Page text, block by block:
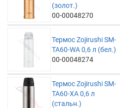
(золот.)
00-00048270
Термос Zojirushi SM-
TA60-WA 0,6 л (бел.)
00-00048274
Термос Zojirushi SM-
TA60-XA 0,6 л
(стальн.)